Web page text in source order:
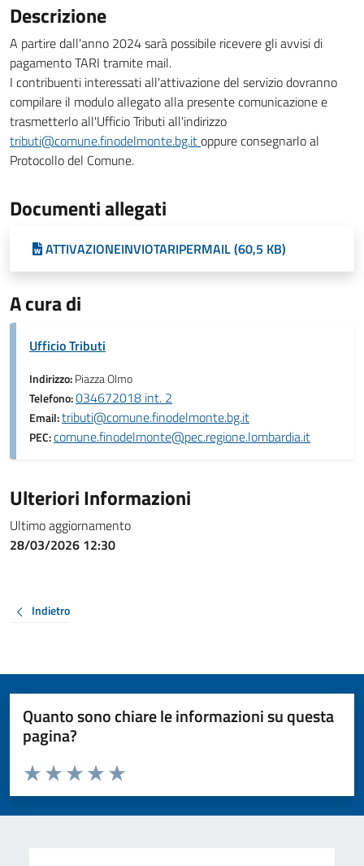
Descrizione
A partire dall'anno 2024 sarà possibile ricevere gli avvisi di
pagamento TARI tramite mail.
I contribuenti interessati all'attivazione del servizio dovranno
compilare il modulo allegato alla presente comunicazione e
trasmetterlo all'Ufficio Tributi all'indirizzo
tributi@comune.finodelmonte.bg.itoppure consegnarlo al
Protocollo del Comune.
Documenti allegati
ATTIVAZIONEINVIOTARIPERMAIL (60,5 KB)
A cura di
Ufficio Tributi
Indirizzo:Piazza Olmo
Telefono:034672018 int. 2
Email:tributi@comune.finodelmonte.bg.it
PEC:comune.finodelmonte@pec.regione.lombardia.it
Ulteriori Informazioni
Ultimo aggiornamento
28/03/2026 12:30
Indietro
Quanto sono chiare le informazioni su questa
pagina?
Valuta da 1 a 5 stelle la pagina
Valuta 5 stelle su 5
Valuta 4 stelle su 5
Valuta 3 stelle su 5
Valuta 2 stelle su 5
Valuta 1 stelle su 5